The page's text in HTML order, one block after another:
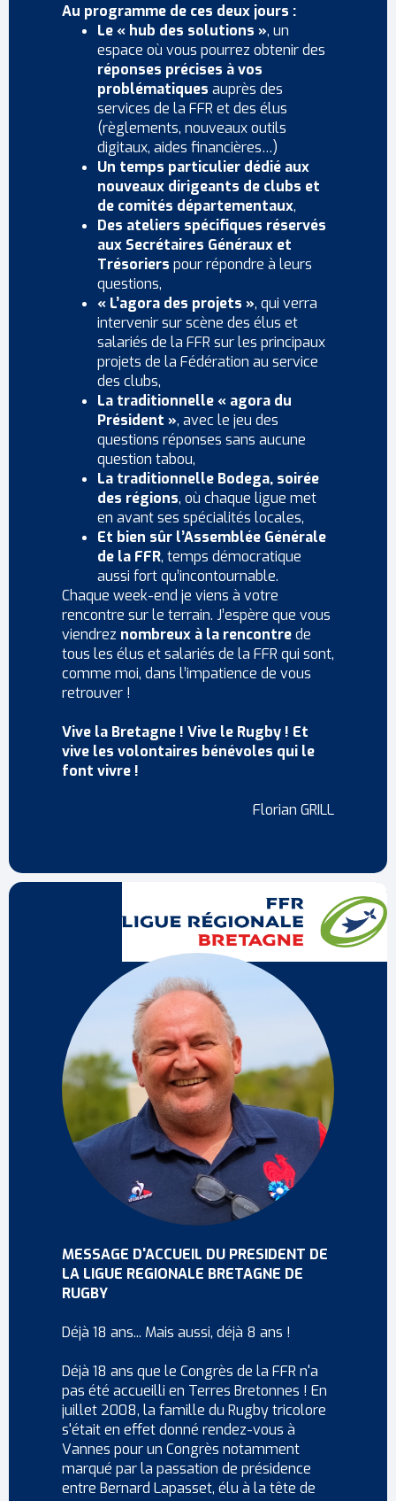
Au programme de ces deux jours :
Le « hub des solutions », un
espace où vous pourrez obtenir des
réponses précises à vos
problématiques auprès des
services de la FFR et des élus
(règlements, nouveaux outils
digitaux, aides financières…)
Un temps particulier dédié aux
nouveaux dirigeants de clubs et
de comités départementaux,
Des ateliers spécifiques réservés
aux Secrétaires Généraux et
Trésoriers pour répondre à leurs
questions,
« L’agora des projets », qui verra
intervenir sur scène des élus et
salariés de la FFR sur les principaux
projets de la Fédération au service
des clubs,
La traditionnelle « agora du
Président », avec le jeu des
questions réponses sans aucune
question tabou,
La traditionnelle Bodega, soirée
des régions, où chaque ligue met
en avant ses spécialités locales,
Et bien sûr l’Assemblée Générale
de la FFR, temps démocratique
aussi fort qu’incontournable.
Chaque week-end je viens à votre
rencontre sur le terrain. J’espère que vous
viendrez nombreux à la rencontrede
tous les élus et salariés de la FFR qui sont,
comme moi, dans l’impatience de vous
retrouver !
Vive la Bretagne ! Vive le Rugby ! Et
vive les volontaires bénévoles qui le
font vivre !
Florian GRILL
MESSAGE D'ACCUEIL DU PRESIDENT DE
LA LIGUE REGIONALE BRETAGNE DE
RUGBY
Déjà 18 ans... Mais aussi, déjà 8 ans !
Déjà 18 ans que le Congrès de la FFR n'a
pas été accueilli en Terres Bretonnes ! En
juillet 2008, la famille du Rugby tricolore
s'était en effet donné rendez-vous à
Vannes pour un Congrès notamment
marqué par la passation de présidence
entre Bernard Lapasset, élu à la tête de